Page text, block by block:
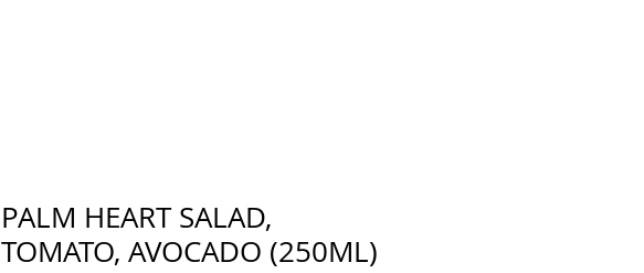
PALM HEART SALAD,
TOMATO, AVOCADO (250ML)